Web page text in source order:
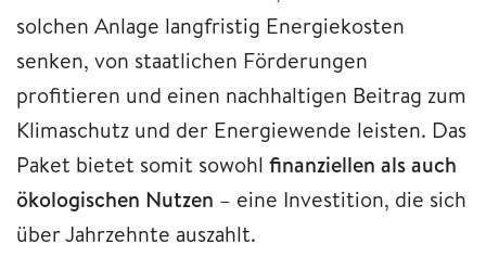
solchen Anlage langfristig Energiekosten
senken, von staatlichen Förderungen
profitieren und einen nachhaltigen Beitrag zum
Klimaschutz und der Energiewende leisten. Das
Paket bietet somit sowohl finanziellen als auch
ökologischen Nutzen – eine Investition, die sich
über Jahrzehnte auszahlt.